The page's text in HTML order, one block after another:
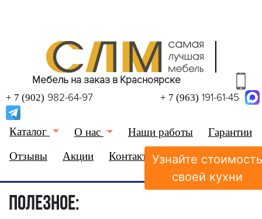
Узнайте стоимость
своей кухни
Мебель на заказ в Красноярске
+ 7 (902) 982-64-97 + 7 (963) 191-61-45
Каталог О нас Наши работы
Гарантии
Отзывы
Акции Контакты Избранное (0)
ПОЛЕЗНОЕ: